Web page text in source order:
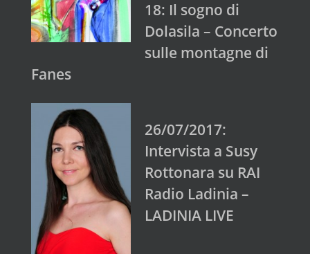
18: Il sogno di
Dolasila – Concerto
sulle montagne di
Fanes
26/07/2017:
Intervista a Susy
Rottonara su RAI
Radio Ladinia –
LADINIA LIVE